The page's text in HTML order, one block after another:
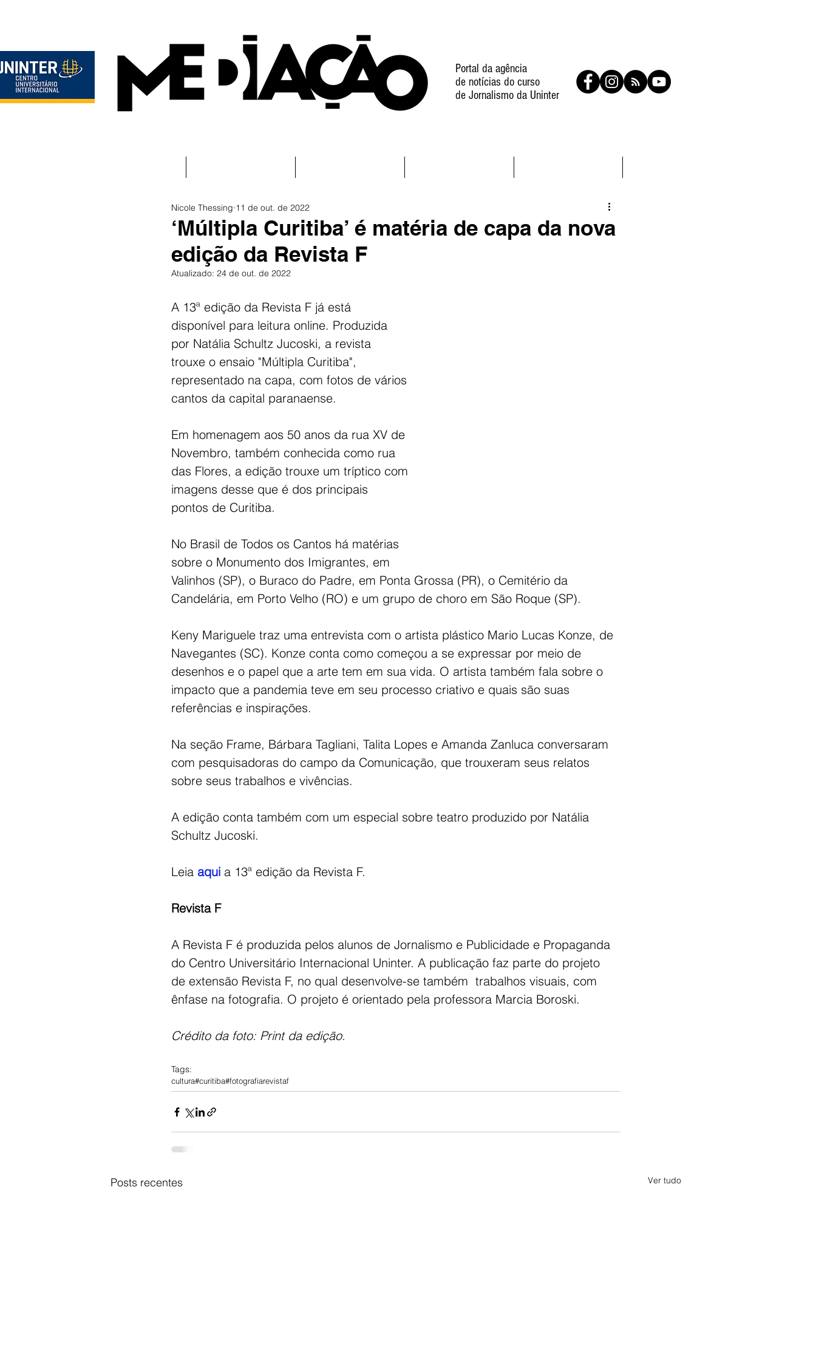
Portal da agência
de notícias do curso
de Jornalismo da Uninter
‘Múltipla Curitiba’ é matéria de capa da nova
edição da Revista F
Nicole Thessing 11 de out. de 2022
Atualizado: 24 de out. de 2022
A 13ª edição da Revista F já está
disponível para leitura online. Produzida
por Natália Schultz Jucoski, a revista
trouxe o ensaio "Múltipla Curitiba",
representado na capa, com fotos de vários
cantos da capital paranaense.
Em homenagem aos 50 anos da rua XV de
Novembro, também conhecida como rua
das Flores, a edição trouxe um tríptico com
imagens desse que é dos principais
pontos de Curitiba.
No Brasil de Todos os Cantos há matérias
sobre o Monumento dos Imigrantes, em
Valinhos (SP), o Buraco do Padre, em Ponta Grossa (PR), o Cemitério da
Candelária, em Porto Velho (RO) e um grupo de choro em São Roque (SP).
Keny Mariguele traz uma entrevista com o artista plástico Mario Lucas Konze, de
Navegantes (SC). Konze conta como começou a se expressar por meio de
desenhos e o papel que a arte tem em sua vida. O artista também fala sobre o
impacto que a pandemia teve em seu processo criativo e quais são suas
referências e inspirações.
Na seção Frame, Bárbara Tagliani, Talita Lopes e Amanda Zanluca conversaram
com pesquisadoras do campo da Comunicação, que trouxeram seus relatos
sobre seus trabalhos e vivências.
A edição conta também com um especial sobre teatro produzido por Natália
Schultz Jucoski.
Leia aqui a 13ª edição da Revista F.
Revista F
A Revista F é produzida pelos alunos de Jornalismo e Publicidade e Propaganda
do Centro Universitário Internacional Uninter. A publicação faz parte do projeto
de extensão Revista F, no qual desenvolve-se também  trabalhos visuais, com
ênfase na fotografia. O projeto é orientado pela professora Marcia Boroski.
Crédito da foto: Print da edição.
Tags:
cultura#curitiba#fotografiarevistaf
Posts recentes Ver tudo